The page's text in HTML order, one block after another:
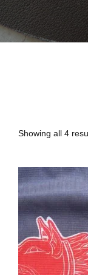
Showing all 4